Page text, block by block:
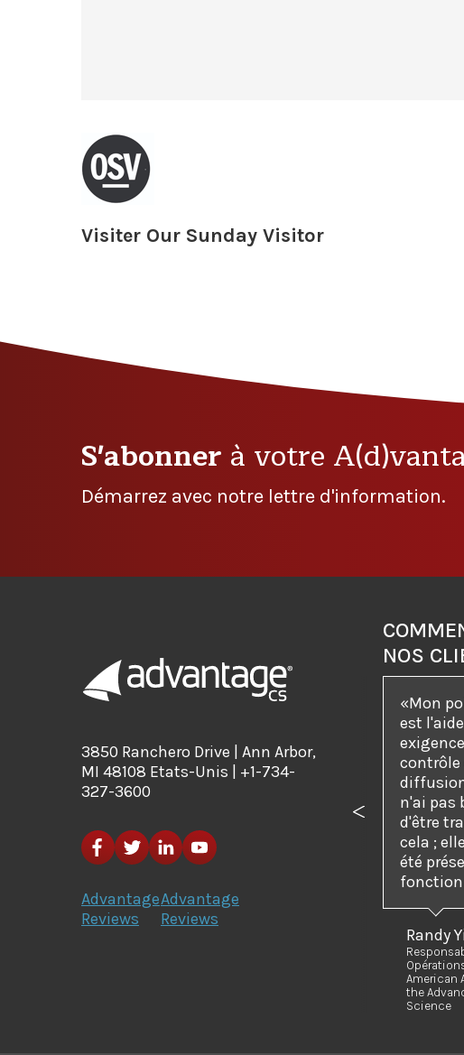
Visiter Our Sunday Visitor
S'abonner à votre
Démarrez avec notre lettre d'information.
3850 Ranchero Drive | Ann Arbor,
MI 48108 Etats-Unis | +1-734-
327-3600
Advantage
Reviews
Advantage
Reviews
NOS
Mon
est
contrôle
diffusion
n'ai pas
d'être
cela ;
été
Randy
American
the
Science
Précédent